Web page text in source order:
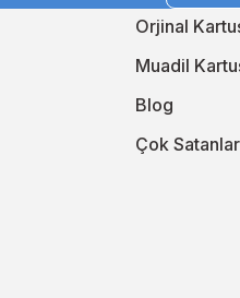
için TonerAğacı'nı ziyaret
Orjinal
Muadil
Blog
Çok Satanlar